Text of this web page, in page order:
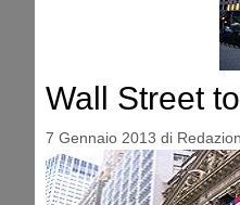
Wall Street
7 Gennaio 2013 di